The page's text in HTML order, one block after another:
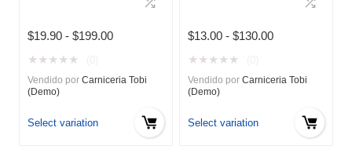
$19.90 - $199.00Rango
desde
$199.00
★ ★ ★ ★ ★
Vendido por Carniceria Tobi
(Demo)
Select variation
$13.00 - $130.00Rango
desde
$130.00
★ ★ ★ ★ ★
Vendido por Carniceria Tobi
(Demo)
Select variation